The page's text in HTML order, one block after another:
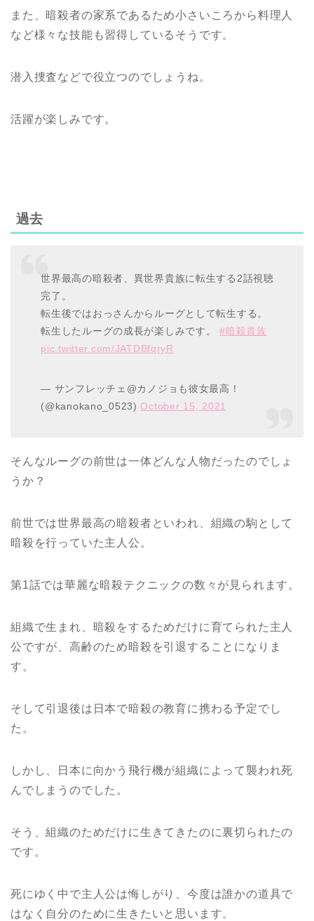
また、暗殺者の家系であるため小さいころから料理人
など様々な技能も習得しているそうです。
潜入捜査などで役立つのでしょうね。
活躍が楽しみです。
過去
世界最高の暗殺者、異世界貴族に転生する2話視聴
完了。
転生後ではおっさんからルーグとして転生する。
転生したルーグの成長が楽しみです。#暗殺貴族
pic.twitter.com/JATDBfqryR
— サンフレッチェ@カノジョも彼女最高！
(@kanokano_0523)October 15, 2021
そんなルーグの前世は一体どんな人物だったのでしょ
うか？
前世では世界最高の暗殺者といわれ、組織の駒として
暗殺を行っていた主人公。
第1話では華麗な暗殺テクニックの数々が見られます。
組織で生まれ、暗殺をするためだけに育てられた主人
公ですが、高齢のため暗殺を引退することになりま
す。
そして引退後は日本で暗殺の教育に携わる予定でし
た。
しかし、日本に向かう飛行機が組織によって襲われ死
んでしまうのでした。
そう、組織のためだけに生きてきたのに裏切られたの
です。
死にゆく中で主人公は悔しがり、今度は誰かの道具で
はなく自分のために生きたいと思います。